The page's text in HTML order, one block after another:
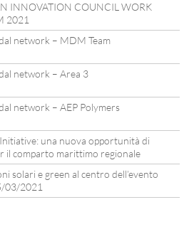
INNOVATION COUNCIL WORK
2021
network – MDM Team
network – Area 3
network – AEP Polymers
una nuova opportunità di
il comparto marittimo regionale
solari e green al centro dell’evento
03/2021